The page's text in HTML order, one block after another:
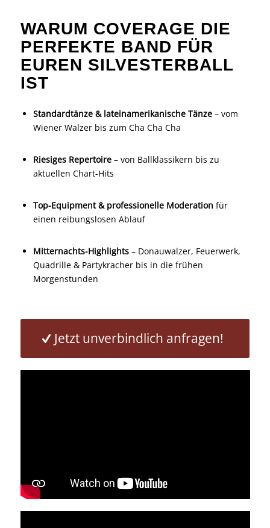
WARUM COVERAGE DIE
PERFEKTE BAND FÜR
EUREN SILVESTERBALL
IST
Standardtänze & lateinamerikanische Tänze– vom
Wiener Walzer bis zum Cha Cha Cha
Riesiges Repertoire– von Ballklassikern bis zu
aktuellen Chart-Hits
Top-Equipment & professionelle Moderation für
einen reibungslosen Ablauf
Mitternachts-Highlights– Donauwalzer, Feuerwerk,
Quadrille & Partykracher bis in die frühen
Morgenstunden
Jetzt unverbindlich anfragen!